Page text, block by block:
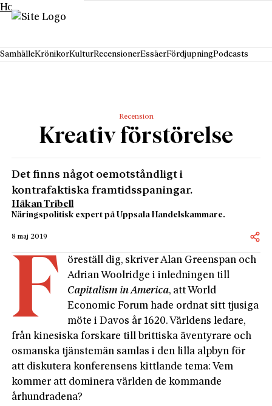
Hoppa till innehåll
SamhälleKrönikorKulturRecensionerEssäerFördjupningPodcasts
Recension
Kreativ förstörelse
Det finns något oemotståndligt i
kontrafaktiska framtidsspaningar.
Håkan Tribell
Näringspolitisk expert på Uppsala Handelskammare.
8 maj 2019
F
öreställ dig, skriver Alan Greenspan och
Adrian Woolridge i inledningen till
Capitalism inAmerica, att World
Economic Forum hade ordnat sitt tjusiga
möte i Davos år 1620. Världens ledare,
från kinesiska forskare till brittiska äventyrare och
osmanska tjänstemän samlas i den lilla alpbyn för
att diskutera konferensens kittlande tema: Vem
kommer att dominera världen de kommande
århundradena?